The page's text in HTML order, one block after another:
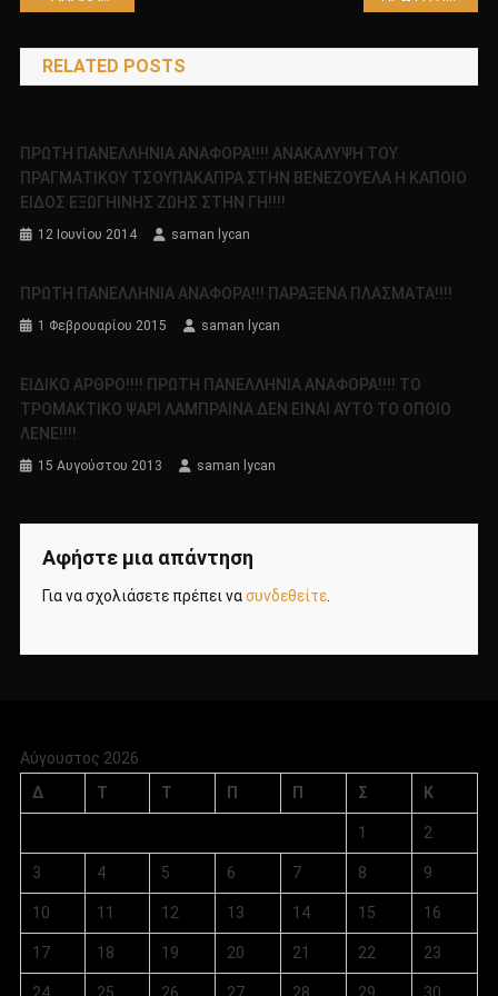
άρθρων
RELATED POSTS
ΠΡΩΤΗ ΠΑΝΕΛΛΗΝΙΑ ΑΝΑΦΟΡΑ!!!! ΑΝΑΚΑΛΥΨΗ ΤΟΥ
ΠΡΑΓΜΑΤΙΚΟΥ ΤΣΟΥΠΑΚΑΠΡΑ ΣΤΗΝ ΒΕΝΕΖΟΥΕΛΑ Η ΚΑΠΟΙΟ
ΕΙΔΟΣ ΕΞΩΓΗΙΝΗΣ ΖΩΗΣ ΣΤΗΝ ΓΗ!!!!
12 Ιουνίου 2014 saman lycan
ΠΡΩΤΗ ΠΑΝΕΛΛΗΝΙΑ ΑΝΑΦΟΡΑ!!! ΠΑΡΑΞΕΝΑ ΠΛΑΣΜΑΤΑ!!!!
1 Φεβρουαρίου 2015 saman lycan
ΕΙΔΙΚΟ ΑΡΘΡΟ!!!! ΠΡΩΤΗ ΠΑΝΕΛΛΗΝΙΑ ΑΝΑΦΟΡΑ!!!! ΤΟ
ΤΡΟΜΑΚΤΙΚΟ ΨΑΡΙ ΛΑΜΠΡΑΙΝΑ ΔΕΝ ΕΙΝΑΙ ΑΥΤΟ ΤΟ ΟΠΟΙΟ
ΛΕΝΕ!!!!
15 Αυγούστου 2013 saman lycan
Αφήστε μια απάντηση
Για να σχολιάσετε πρέπει νασυνδεθείτε.
Αύγουστος 2026
Δ
Τ Τ Π Π Σ Κ
1 2
3 4 5 6 7 8 9
10 11 12 13 14 15 16
17 18 19 20 21 22 23